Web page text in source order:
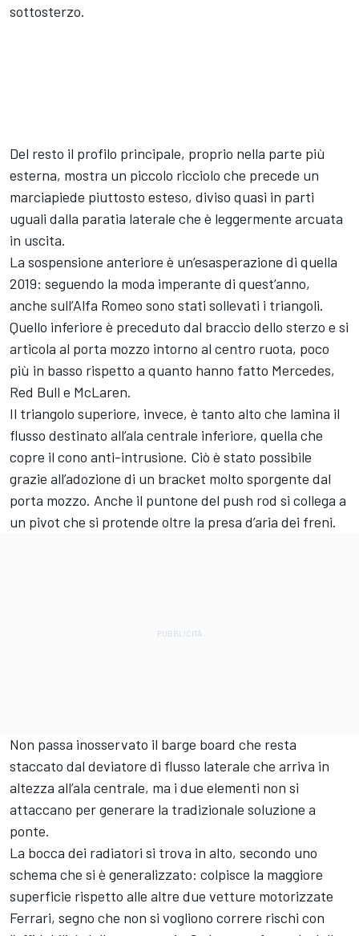
sottosterzo.
Del resto il profilo principale, proprio nella parte più
esterna, mostra un piccolo ricciolo che precede un
marciapiede piuttosto esteso, diviso quasi in parti
uguali dalla paratia laterale che è leggermente arcuata
in uscita.
La sospensione anteriore è un’esasperazione di quella
2019: seguendo la moda imperante di quest’anno,
anche sull’Alfa Romeo sono stati sollevati i triangoli.
Quello inferiore è preceduto dal braccio dello sterzo e si
articola al porta mozzo intorno al centro ruota, poco
più in basso rispetto a quanto hanno fatto Mercedes,
Red Bull e McLaren.
Il triangolo superiore, invece, è tanto alto che lamina il
flusso destinato all’ala centrale inferiore, quella che
copre il cono anti-intrusione. Ciò è stato possibile
grazie all’adozione di un bracket molto sporgente dal
porta mozzo. Anche il puntone del push rod si collega a
un pivot che si protende oltre la presa d’aria dei freni.
Non passa inosservato il barge board che resta
staccato dal deviatore di flusso laterale che arriva in
altezza all’ala centrale, ma i due elementi non si
attaccano per generare la tradizionale soluzione a
ponte.
La bocca dei radiatori si trova in alto, secondo uno
schema che si è generalizzato: colpisce la maggiore
superficie rispetto alle altre due vetture motorizzate
Ferrari, segno che non si vogliono correre rischi con